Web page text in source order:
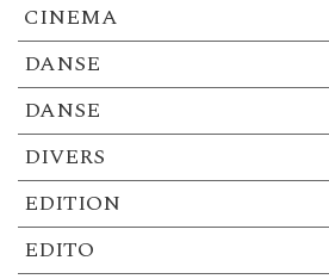
CINEMA
DANSE
DANSE
DIVERS
EDITION
EDITO